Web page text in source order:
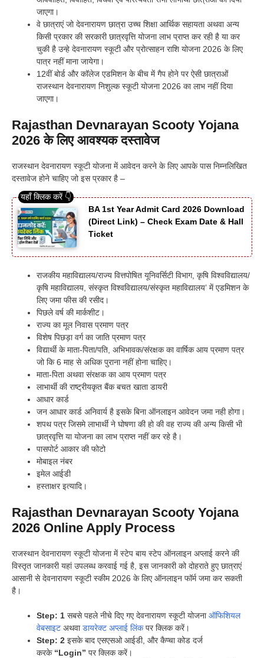
जाएगा।
वे छात्राएं जो देवनारायण छात्रा उच्च शिक्षा आर्थिक सहायता अथवा अन्य
किसी प्रकार की सरकारी छात्रवृत्ति योजना लाभ प्राप्त कर रही है या कर
चुकी है उन्हे देवनारायण स्कूटी और प्रोत्साहन राशि योजना 2026 के लिए
पात्र नहीं माना जायेगा।
12वीं बोर्ड और कॉलेज एडमिशन के बीच में गैप होने पर ऐसी छात्राओं
राजस्थान देवनारायण निशुल्क स्कूटी योजना 2026 का लाभ नहीं दिया
जाएगा।
Rajasthan Devnarayan Scooty Yojana
2026 के लिए आवश्यक दस्तावेज
राजस्थान देवनारायण स्कूटी योजना में आवेदन करने के लिए आपके पास निम्नलिखित
दस्तावेज होने चाहिए जो इस प्रकार है –
BA 1st Year Admit Card 2026 Download
(Direct Link) – Check Exam Date & Hall
Ticket
राजकीय महाविद्यालय/राज्य वित्तपोषित यूनिवर्सिटी विभाग, कृषि विश्वविद्यालय/
कृषि महाविद्यालय, संस्कृत विश्वविद्यालय/संस्कृत महाविद्यालय’ में एडमिशन के
लिए जमा फीस की रसीद।
पिछले वर्ष की मार्कशीट।
राज्य का मूल निवास प्रमाण पत्र
विशेष पिछड़ा वर्ग का जाति प्रमाण पत्र
विद्यार्थी के माता-पिता/पति, अभिभावक/संरक्षक का वार्षिक आय प्रमाण पत्र
जो कि 6 माह से अधिक पुराना नहीं होना चाहिए।
माता-पिता अथवा संरक्षक का आय प्रमाण पत्र
लाभार्थी की राष्ट्रीयकृत बैंक बचत खाता डायरी
आधार कार्ड
जन आधार कार्ड अनिवार्य है इसके बिना ऑनलाइन आवेदन जमा नही होगा।
शपथ पत्र जिसमे लाभार्थी ने घोषणा की हो की वह राज्य की अन्य किसी भी
छात्रवृत्ति या योजना का लाभ प्राप्त नहीं कर रहे है।
पासपोर्ट आकार की फोटो
मोबाइल नंबर
इमेल आईडी
हस्ताक्षर इत्यादि।
Rajasthan Devnarayan Scooty Yojana
2026 Online Apply Process
राजस्थान देवनारायण स्कूटी योजना में स्टेप बाय स्टेप ऑनलाइन अप्लाई करने की
विस्तृत जानकारी यहां उपलब्ध करवाई गई है, इस जानकारी को दोहराते हुए छात्राएं
आसानी से देवनारायण स्कूटी स्कीम 2026 के लिए ऑनलाइन फॉर्म जमा कर सकती
है।
Step: 1 सबसे पहले नीचे दिए गए देवनारायण स्कूटी योजनाऑफिशियल
वेबसाइट अथवाडायरेक्ट अप्लाई लिंकपर क्लिक करें।
Step: 2 इसके बाद एसएसओ आईडी, और कैप्चा कोड दर्ज
करके “Login” पर क्लिक करें।